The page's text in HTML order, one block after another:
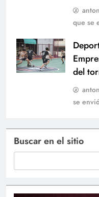
que se
del
se
Buscar en el sitio